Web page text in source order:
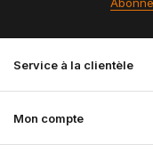
Service à la clientèle
Mon compte